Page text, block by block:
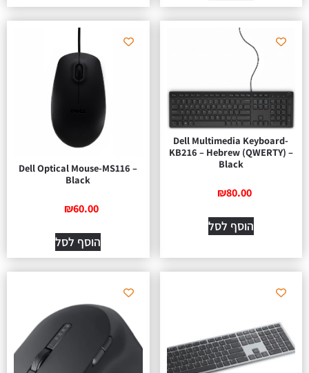
Dell Multimedia Keyboard-
KB216 – Hebrew (QWERTY) –
Black
₪80.00
הוסף לסל
Dell Optical Mouse-MS116 –
Black
₪60.00
הוסף לסל